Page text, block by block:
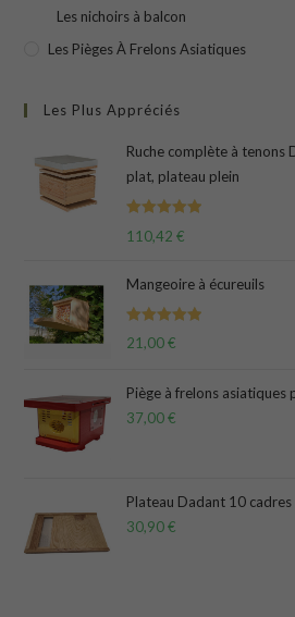
Les nichoirs à balcon
Les Pièges À Frelons Asiatiques
Les Plus Appréciés
Ruche complète à tenons
plat, plateau plein
Note
5.00
110,42 €
Mangeoire à écureuils
Note 5.00
21,00€
Piège à frelons asiatiques
37,00€
Plateau Dadant 10 cadres
30,90€